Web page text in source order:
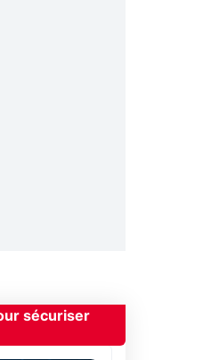
sécuriser